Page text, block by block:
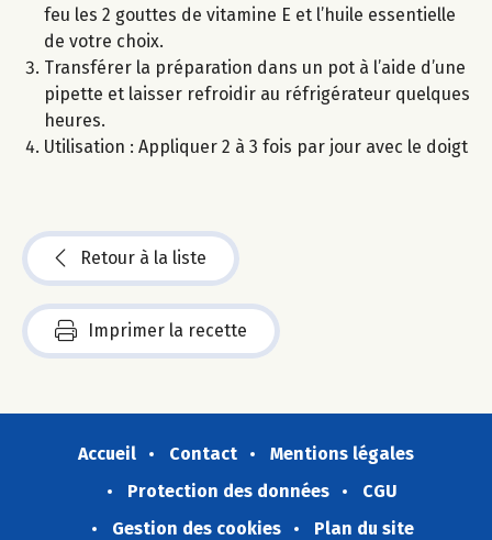
feu les 2 gouttes de vitamine E et l’huile essentielle
de votre choix.
Transférer la préparation dans un pot à l’aide d’une
pipette et laisser refroidir au réfrigérateur quelques
heures.
Utilisation : Appliquer 2 à 3 fois par jour avec le doigt
Retour à la liste
Imprimer la recette
Accueil Contact
Mentions légales
Protection des données
CGU
Gestion des cookies
Plan du site